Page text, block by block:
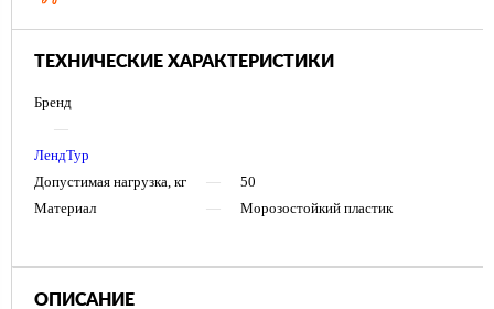
ТЕХНИЧЕСКИЕ ХАРАКТЕРИСТИКИ
Бренд
—
ЛендТур
Допустимая нагрузка, кг
—
50
Материал
— Морозостойкий пластик
ОПИСАНИЕ